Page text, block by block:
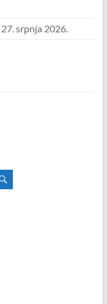
27. srpnja 2026.